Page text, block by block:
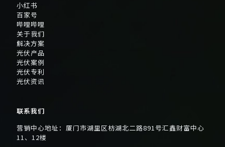
小红书
百家号
哔哩哔哩
关于我们
解决方案
光伏产品
光伏案例
光伏专利
光伏资讯
联系我们
营销中心地址：厦门市湖里区枋湖北二路891号汇鑫财富中心
11、12楼